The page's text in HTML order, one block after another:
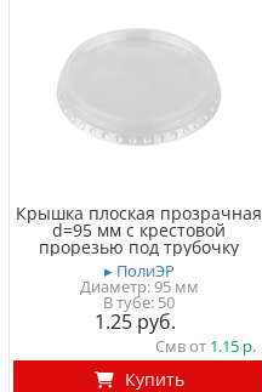
Крышка плоская прозрачная
d=95 мм с крестовой
прорезью под трубочку
▸ ПолиЭР
Диаметр: 95 мм
В тубе 50
1.25
Смв от 1.15
Купить